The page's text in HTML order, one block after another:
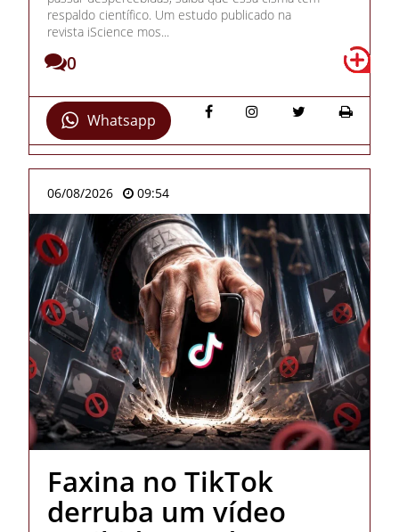
respaldo científico. Um estudo publicado na
revista iScience mos...
0
Whatsapp
06/08/2026 09:54
Faxina no TikTok
derruba um vídeo